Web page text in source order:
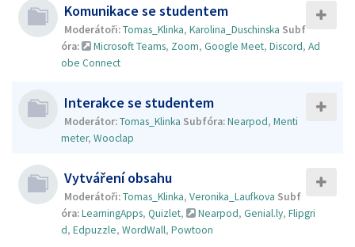
Komunikace se studentem
Moderátoři:Tomas_Klinka, Karolina_Duschinska Subf
óra:
Microsoft Teams, Zoom, Google Meet, Discord, Ad
obe Connect
Interakce se studentem
Moderátor:Tomas_Klinka Subfóra:Nearpod, Menti
meter, Wooclap
Vytváření obsahu
Moderátoři:Tomas_Klinka, Veronika_Laufkova Subf
óra:LearningApps, Quizlet, Nearpod, Genial.ly, Flipgri
d, Edpuzzle, WordWall, Powtoon